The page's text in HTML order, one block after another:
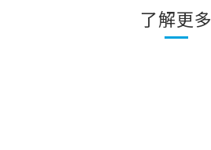
了解更多